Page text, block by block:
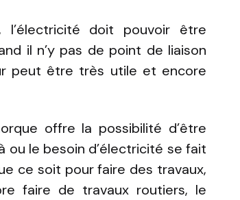
doit pouvoir être
il n’y pas de point de liaison
peut être très utile et encore
offre la possibilité d’être
le besoin d’électricité se fait
ce soit pour faire des travaux,
faire de travaux routiers, le